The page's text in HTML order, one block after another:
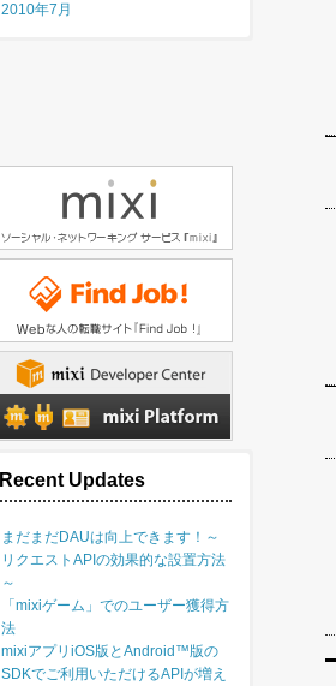
2010年7月
Recent Updates
まだまだDAUは向上できます！～
リクエストAPIの効果的な設置方法
～
「mixiゲーム」でのユーザー獲得方
法
mixiアプリiOS版とAndroid™版の
SDKでご利用いただけるAPIが増え